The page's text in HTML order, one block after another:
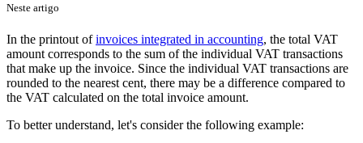
Neste artigo
In the printout ofinvoices integrated in accounting, the total VAT
amount corresponds to the sum of the individual VAT transactions
that make up the invoice. Since the individual VAT transactions are
rounded to the nearest cent, there may be a difference compared to
the VAT calculated on the total invoice amount.
To better understand, let's consider the following example: